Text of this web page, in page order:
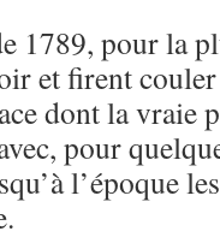
1789, pour la
et firent
dont la vraie
pour
l’époque